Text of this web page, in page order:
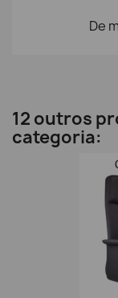
De
12 outros
categoria: